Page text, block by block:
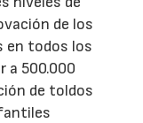
de los
en todos los
a 500.000
de toldos